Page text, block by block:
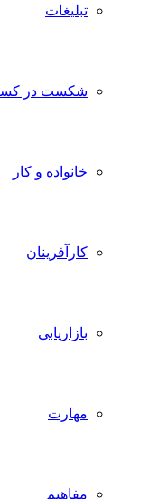
تبلیغات
شکست در
خانواده و کار
کارآفرینان
بازاریابی
مهارت
مفاهیم